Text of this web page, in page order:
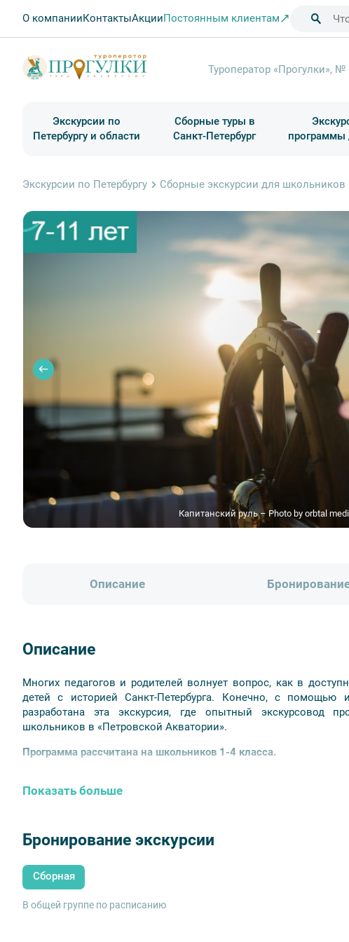
О компанииКонтактыАкцииПостоянным клиентам
Туроператор «Прогулки»,
Экскурсии по
Петербургу и области
Сборные туры в
Санкт-Петербург
программы
Экскурсии по Петербургу Сборные экскурсии для школьников
Капитанский руль – Photo by orbtal
Описание
Описание
Многих педагогов и родителей волнует вопрос, как в
детей с историей Санкт-Петербурга. Конечно, с
разработана эта экскурсия, где опытный экскурсовод
школьников в «Петровской Акватории».
Программа рассчитана на школьников 1-4 класса.
Показать больше
Бронирование экскурсии
Сборная
В общей группе по расписанию